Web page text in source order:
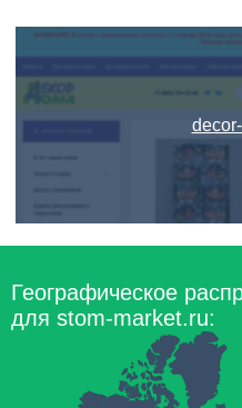
Географическое
для stom-market.ru: